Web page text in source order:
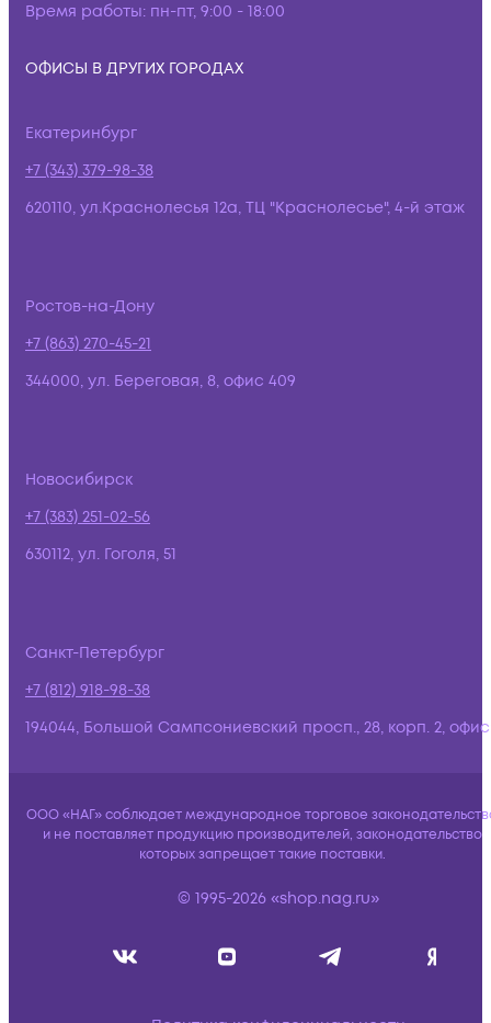
Время работы: пн-пт, 9:00 - 18:00
ОФИСЫ В ДРУГИХ ГОРОДАХ
Екатеринбург
+7 (343) 379-98-38
620110, ул.Краснолесья 12а, ТЦ "Краснолесье", 4-й этаж
Ростов-на-Дону
+7 (863) 270-45-21
344000, ул. Береговая, 8, офис 409
Новосибирск
+7 (383) 251-02-56
630112, ул. Гоголя, 51
Санкт-Петербург
+7 (812) 918-98-38
194044, Большой Сампсониевский просп., 28, корп. 2,
ООО «НАГ» соблюдает международное торговое
и не поставляет продукцию производителей, законодательство
которых запрещает такие поставки.
© 1995-2026 «shop.nag.ru»